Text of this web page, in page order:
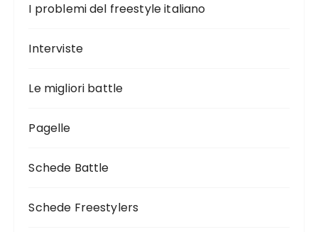
I problemi del freestyle italiano
Interviste
Le migliori battle
Pagelle
Schede Battle
Schede Freestylers